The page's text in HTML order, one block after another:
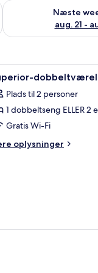
14 - aug. 16
Næste
aug. 21 -
Tjek tilgængelighed
garderobeskab og et
6
Plads til 2 personer
1 dobbeltseng ELLER 2
Gratis Wi-Fi
oplysninger
en lampe på væggen.